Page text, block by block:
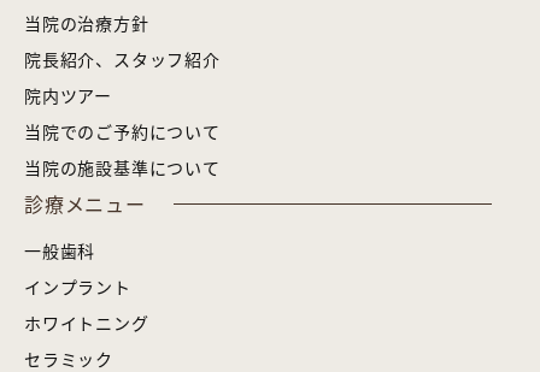
当院の治療方針
院長紹介、スタッフ紹介
院内ツアー
当院でのご予約について
当院の施設基準について
診療メニュー
一般歯科
インプラント
ホワイトニング
セラミック